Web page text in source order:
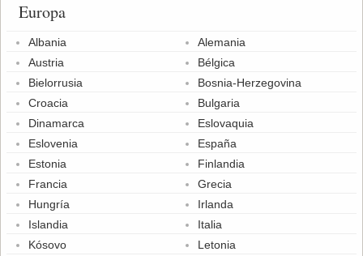
Europa
Albania
Alemania
Austria
Bélgica
Bielorrusia
Bosnia-Herzegovina
Croacia
Bulgaria
Dinamarca
Eslovaquia
Eslovenia
España
Estonia
Finlandia
Francia
Grecia
Hungría
Irlanda
Islandia
Italia
Kósovo
Letonia